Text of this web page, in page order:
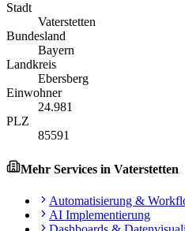
Stadt
Vaterstetten
Bundesland
Bayern
Landkreis
Ebersberg
Einwohner
24.981
PLZ
85591
Mehr Services in Vaterstetten
Automatisierung &
AI Implementierung